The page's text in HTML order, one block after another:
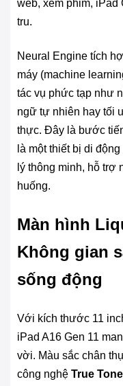
web, xem phim, iPad
tru.
Neural Engine tích
máy (machine
tác vụ phức tạp như
ngữ tự nhiên hay tối
thực. Đây là bước
là một thiết bị di
lý thông minh, hỗ trợ
huống.
Màn hình
Không gian
sống động
Với kích thước 11
iPad A16 Gen 11
vời. Màu sắc chân
công nghệ True Tone